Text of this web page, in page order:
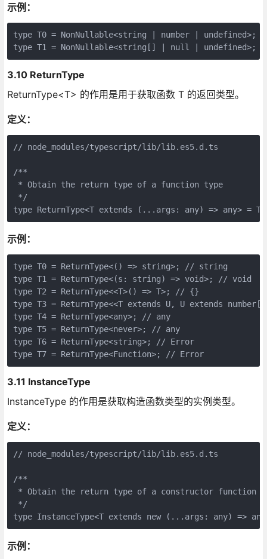
示例：
type T0 = NonNullable<string | number | undefined>;
3.10 ReturnType
ReturnType<T> 的作用是用于获取函数 T 的返回类型。
定义：
// node_modules/typescript/lib/lib.es5.d.ts
/**
* Obtain the return type of a function type
*/
示例：
type T0 = ReturnType<() => string>; // string
type T1 = ReturnType<(s: string) => void>; // void
type T2 = ReturnType<<T>() => T>; // {}
type T3 = ReturnType<<T extends U, U extends
type T4 = ReturnType<any>; // any
type T5 = ReturnType<never>; // any
type T6 = ReturnType<string>; // Error
type T7 = ReturnType<Function>; // Error
3.11 InstanceType
InstanceType 的作用是获取构造函数类型的实例类型。
定义：
// node_modules/typescript/lib/lib.es5.d.ts
/**
* Obtain the return type of a constructor function
*/
示例：